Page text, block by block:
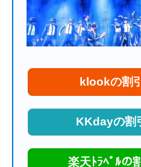
klookの割
KKdayの割
楽天ﾄﾗﾍﾞﾙの